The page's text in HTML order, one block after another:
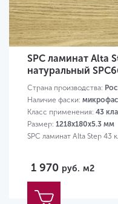
SPC ламинат Alta
натуральный
Страна производства:
Наличие фаски:
Класс применения: 43
Размер: 1218х180х5.3 мм
SPC ламинат Alta Step 43
1 970 руб. м2